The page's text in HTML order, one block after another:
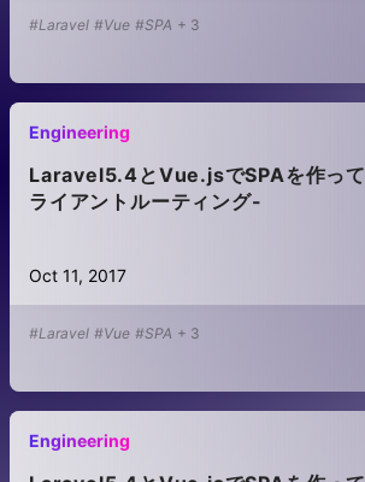
#Laravel #Vue #SPA + 3
Engineering
Laravel5.4とVue.jsでSPAを作っ
ライアントルーティング-
Oct 11, 2017
#Laravel #Vue #SPA + 3
Engineering